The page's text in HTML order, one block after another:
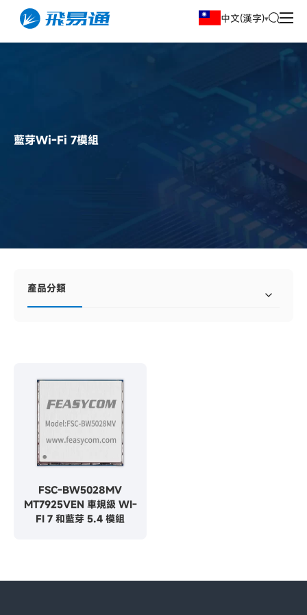
中文(漢字)
藍芽Wi-Fi 7模組
產品分類
FSC-BW5028MV
MT7925VEN 車規級 WI-
FI 7 和藍芽 5.4 模組